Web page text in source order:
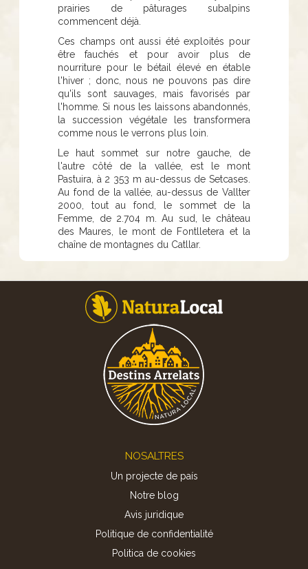
prairies de pâturages subalpins
commencent déjà.
Ces champs ont aussi été exploités pour
être fauchés et pour avoir plus de
nourriture pour le bétail élevé en étable
l'hiver ; donc, nous ne pouvons pas dire
qu'ils sont sauvages, mais favorisés par
l'homme. Si nous les laissons abandonnés,
la succession végétale les transformera
comme nous le verrons plus loin.
Le haut sommet sur notre gauche, de
l'autre côté de la vallée, est le mont
Pastuira, à 2 353 m au-dessus de Setcases.
Au fond de la vallée, au-dessus de Vallter
2000, tout au fond, le sommet de la
Femme, de 2.704 m. Au sud, le château
des Maures, le mont de Fontlletera et la
chaîne de montagnes du Catllar.
NOSALTRES
Un projecte de país
Notre blog
Avis juridique
Politique de confidentialité
Politica de cookies